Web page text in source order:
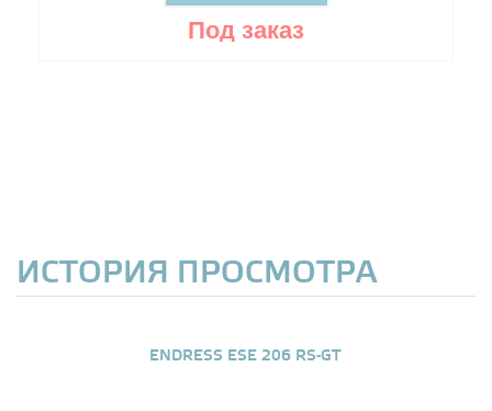
Под заказ
ИСТОРИЯ ПРОСМОТРА
ENDRESS ESE 206 RS-GT